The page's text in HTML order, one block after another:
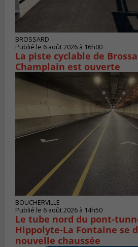
BROSSARD
Publié le 6 août 2026 à 16h00
La piste cyclable de
Champlain est ouverte
BOUCHERVILLE
Publié le 6 août 2026 à 14h50
Le tube nord du pont-
Hippolyte-La Fontaine se
nouvelle chaussée